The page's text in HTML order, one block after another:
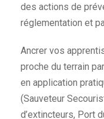
des actions de
réglementation et
Ancrer vos
proche du terrain
en application
(Sauveteur
d’extincteurs, Port